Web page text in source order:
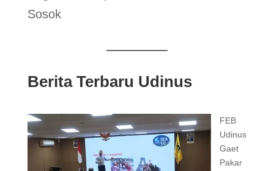
Sosok
Berita Terbaru Udinus
FEB
Udinus
Gaet
Pakar